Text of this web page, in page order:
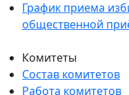
График приема
общественной
Комитеты
Состав комитетов
Работа комитетов